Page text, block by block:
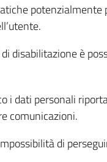
disabilitazione è
i dati personali
comunicazioni.
di